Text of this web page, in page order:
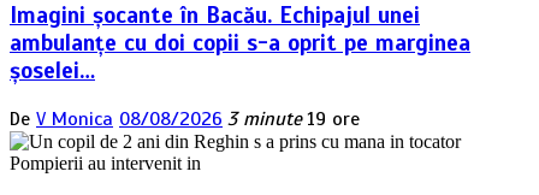
Imagini șocante în Bacău. Echipajul unei
ambulanțe cu doi copii s-a oprit pe marginea
șoselei…
De V Monica 08/08/2026 3 minute 19 ore